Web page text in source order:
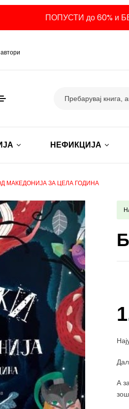
ПОПУСТИ до 60% и
НЕФИКЦИЈА
МАКЕДОНИЈА ЗА ЦЕЛА ГОДИНА
А